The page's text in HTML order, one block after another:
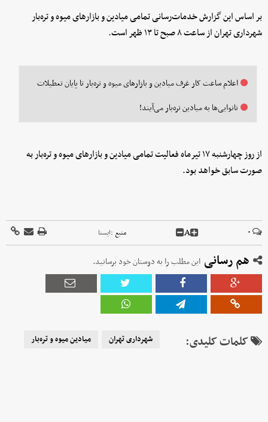
بر اساس این گزارش خدمات‌رسانی تمامی میادین و بازارهای میوه و تره‌بار
شهرداری تهران از ساعت ۸ صبح تا ۱۳ ظهر است.
اعلام ساعت کار غرف میادین و بازار‌های میوه و تره‌بار تا پایان تعطیلات
نانوایی‌ها به میادین تره‌بار می‌آیند!
از روز چهارشنبه ۱۷ تیرماه فعالیت تمامی میادین و بازارهای میوه و تره‌بار به
صورت سابق خواهد بود.
۰ A منبع :ايسنا
هم رسانی این مطلب را به دوستان خود برسانید.
کلمات کلیدی: شهرداری تهران میادین میوه و تره‌بار